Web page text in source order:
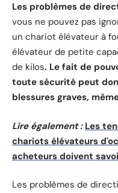
Les problèmes de
vous ne pouvez pas
un chariot élévateur à
élévateur de petite
de kilos. Le fait de
toute sécurité peut
blessures graves,
Lire également : Les
chariots élévateurs
acheteurs doivent
Les problèmes de